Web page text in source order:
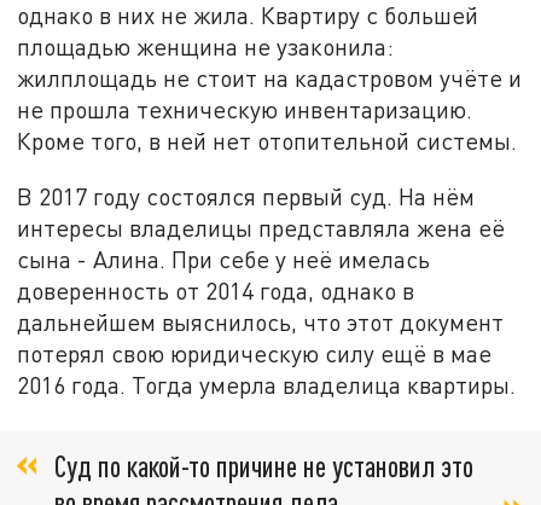
однако в них не жила. Квартиру с большей
площадью женщина не узаконила:
жилплощадь не стоит на кадастровом учёте и
не прошла техническую инвентаризацию.
Кроме того, в ней нет отопительной системы.
В 2017 году состоялся первый суд. На нём
интересы владелицы представляла жена её
сына - Алина. При себе у неё имелась
доверенность от 2014 года, однако в
дальнейшем выяснилось, что этот документ
потерял свою юридическую силу ещё в мае
2016 года. Тогда умерла владелица квартиры.
Суд по какой-то причине не установил это